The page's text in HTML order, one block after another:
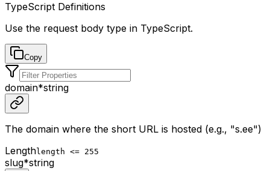
TypeScript Definitions
Use the request body type in TypeScript.
Copy
domain*string
The domain where the short URL is hosted (e.g., "s.ee")
Lengthlength <= 255
slug*string